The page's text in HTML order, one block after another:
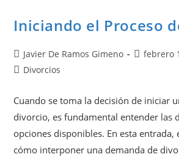
Iniciando el Proceso
Javier De Ramos Gimeno
febrero
Divorcios
Cuando se toma la decisión de iniciar
divorcio, es fundamental entender las
opciones disponibles. En esta entrada,
cómo interponer una demanda de